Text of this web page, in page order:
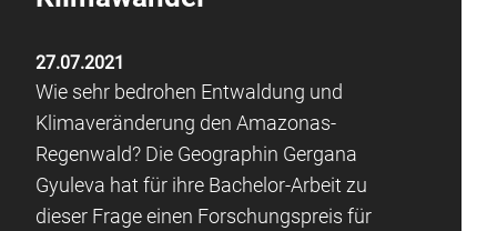
27.07.2021
Wie sehr bedrohen Entwaldung und
Klimaveränderung den Amazonas-
Regenwald? Die Geographin Gergana
Gyuleva hat für ihre Bachelor-Arbeit zu
dieser Frage einen Forschungspreis für